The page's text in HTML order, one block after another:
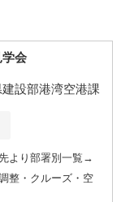
学会
設部港湾空港課
より部署別一覧→
整・クルーズ・空